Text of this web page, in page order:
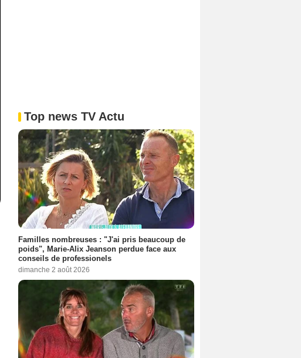
Top news TV Actu
Familles nombreuses : "J'ai pris beaucoup de
poids", Marie-Alix Jeanson perdue face aux
conseils de professionels
dimanche 2 août 2026